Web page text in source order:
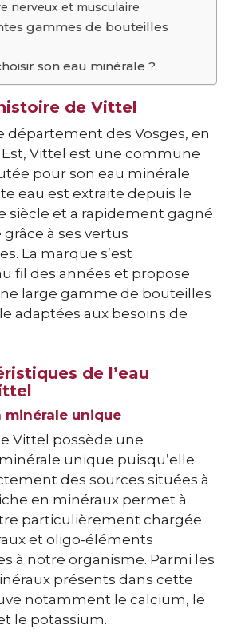
nerveux et musculaire
gammes de bouteilles
son eau minérale ?
de Vittel
département des Vosges, en
Vittel est une commune
pour son eau minérale
eau est extraite depuis le
siècle et a rapidement gagné
à ses vertus
La marque s’est
fil des années et propose
large gamme de bouteilles
adaptées aux besoins de
de l’eau
unique
Vittel possède une
unique puisqu’elle
des sources situées à
en minéraux permet à
particulièrement chargée
et oligo-éléments
à notre organisme. Parmi les
présents dans cette
notamment le calcium, le
le potassium.